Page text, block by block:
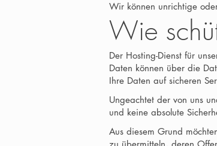
Wir können unrichtige
Wie
Der Hosting-Dienst für
Daten können über die
Ihre Daten auf sicheren
Ungeachtet der von uns
und keine absolute
Aus diesem Grund